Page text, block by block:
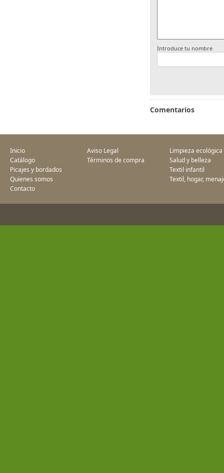
Introduce tu nombre
Comentarios
Inicio
Catálogo
Picajes y bordados
Quienes somos
Contacto
Aviso Legal
Términos de compra
Limpieza ecológica
Salud y belleza
Textil infantil
Textil, hogar,